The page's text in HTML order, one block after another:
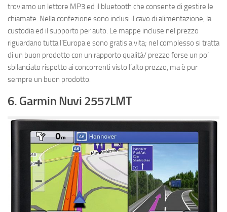
troviamo un lettore MP3 ed il bluetooth che consente di gestire le
chiamate. Nella confezione sono inclusi il cavo di alimentazione, la
custodia ed il supporto per auto. Le mappe incluse nel prezzo
riguardano tutta l’Europa e sono gratis a vita; nel complesso si tratta
di un buon prodotto con un rapporto qualità/ prezzo forse un po’
sbilanciato rispetto ai concorrenti visto l’alto prezzo, ma è pur
sempre un buon prodotto.
6. Garmin Nuvi 2557LMT